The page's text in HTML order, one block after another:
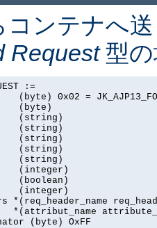
コンテナへ
Request型の
:=
(byte) 0x02 =
(byte)
(string)
(string)
(string)
(string)
(string)
(integer)
(boolean)
(integer)
*(req_header_name
*(attribut_name
(byte) OxFF